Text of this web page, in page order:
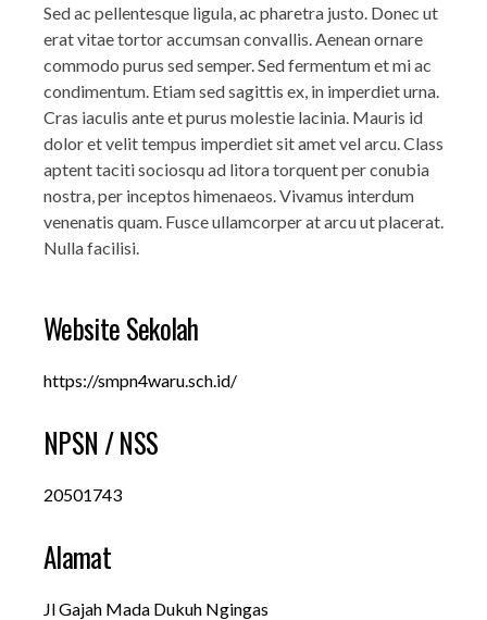
Sed ac pellentesque ligula, ac pharetra justo. Donec ut
erat vitae tortor accumsan convallis. Aenean ornare
commodo purus sed semper. Sed fermentum et mi ac
condimentum. Etiam sed sagittis ex, in imperdiet urna.
Cras iaculis ante et purus molestie lacinia. Mauris id
dolor et velit tempus imperdiet sit amet vel arcu. Class
aptent taciti sociosqu ad litora torquent per conubia
nostra, per inceptos himenaeos. Vivamus interdum
venenatis quam. Fusce ullamcorper at arcu ut placerat.
Nulla facilisi.
Website Sekolah
https://smpn4waru.sch.id/
NPSN / NSS
20501743
Alamat
Jl Gajah Mada Dukuh Ngingas